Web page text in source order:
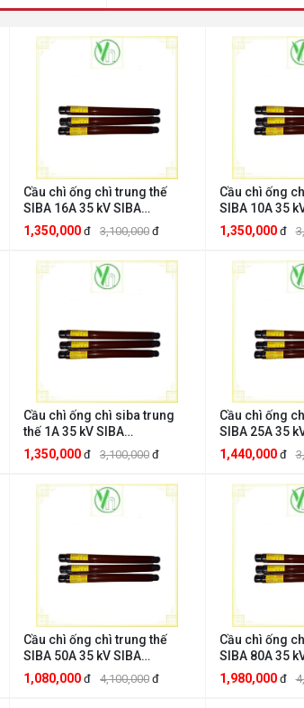
Cầu chì ống chì trung thế
SIBA 16A 35 kV SIBA
CTTT35kV16A
1,350,000 đ 3,100,000 đ
Cầu chì ống
SIBA 10A 35
CTTT35kV10A
1,350,000 đ
Cầu chì ống chì siba trung
thế 1A 35 kV SIBA
CTTT35kV1A
1,350,000 đ 3,100,000 đ
Cầu chì ống
SIBA 25A 35
CTTT35kV25A
1,440,000 đ
Cầu chì ống chì trung thế
SIBA 50A 35 kV SIBA
CTTT35kV50A
1,080,000 đ 4,100,000 đ
Cầu chì ống
SIBA 80A 35
CTTT35kV80A
1,980,000 đ